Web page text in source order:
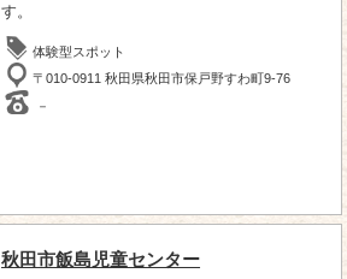
す。
体験型スポット
〒010-0911 秋田県秋田市保戸野すわ町9-76
－
秋田市飯島児童センター